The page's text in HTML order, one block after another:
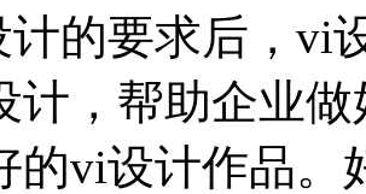
的要求后，vi
计，帮助企业
的vi设计作品。